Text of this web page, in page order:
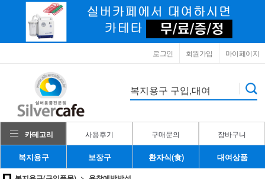
마이페이지
회원가입
로그인
카테고리 사용후기 구매문의 장바구니
복지용구 보장구 환자식(食) 대여상품